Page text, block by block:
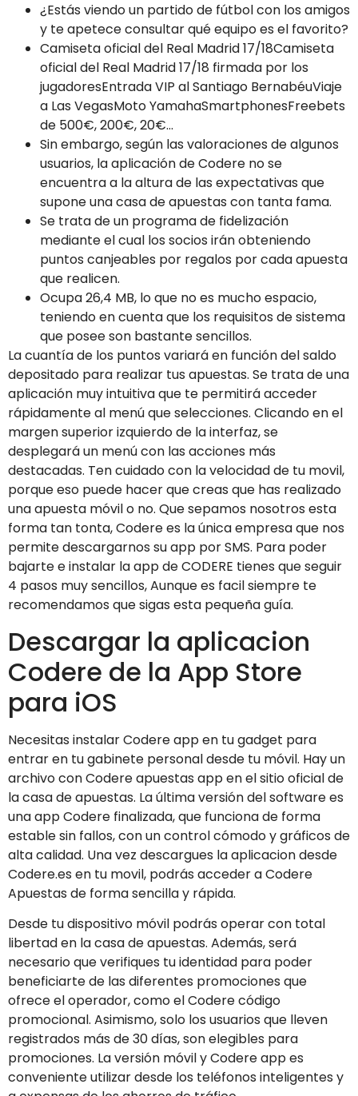
¿Estás viendo un partido de fútbol con los amigos
y te apetece consultar qué equipo es el favorito?
Camiseta oficial del Real Madrid 17/18Camiseta
oficial del Real Madrid 17/18 firmada por los
jugadoresEntrada VIP al Santiago BernabéuViaje
a Las VegasMoto YamahaSmartphonesFreebets
de 500€, 200€, 20€…
Sin embargo, según las valoraciones de algunos
usuarios, la aplicación de Codere no se
encuentra a la altura de las expectativas que
supone una casa de apuestas con tanta fama.
Se trata de un programa de fidelización
mediante el cual los socios irán obteniendo
puntos canjeables por regalos por cada apuesta
que realicen.
Ocupa 26,4 MB, lo que no es mucho espacio,
teniendo en cuenta que los requisitos de sistema
que posee son bastante sencillos.
La cuantía de los puntos variará en función del saldo
depositado para realizar tus apuestas. Se trata de una
aplicación muy intuitiva que te permitirá acceder
rápidamente al menú que selecciones. Clicando en el
margen superior izquierdo de la interfaz, se
desplegará un menú con las acciones más
destacadas. Ten cuidado con la velocidad de tu movil,
porque eso puede hacer que creas que has realizado
una apuesta móvil o no. Que sepamos nosotros esta
forma tan tonta, Codere es la única empresa que nos
permite descargarnos su app por SMS. Para poder
bajarte e instalar la app de CODERE tienes que seguir
4 pasos muy sencillos, Aunque es facil siempre te
recomendamos que sigas esta pequeña guía.
Descargar la aplicacion
Codere de la App Store
para iOS
Necesitas instalar Codere app en tu gadget para
entrar en tu gabinete personal desde tu móvil. Hay un
archivo con Codere apuestas app en el sitio oficial de
la casa de apuestas. La última versión del software es
una app Codere finalizada, que funciona de forma
estable sin fallos, con un control cómodo y gráficos de
alta calidad. Una vez descargues la aplicacion desde
Codere.es en tu movil, podrás acceder a Codere
Apuestas de forma sencilla y rápida.
Desde tu dispositivo móvil podrás operar con total
libertad en la casa de apuestas. Además, será
necesario que verifiques tu identidad para poder
beneficiarte de las diferentes promociones que
ofrece el operador, como el Codere código
promocional. Asimismo, solo los usuarios que lleven
registrados más de 30 días, son elegibles para
promociones. La versión móvil y Codere app es
conveniente utilizar desde los teléfonos inteligentes y